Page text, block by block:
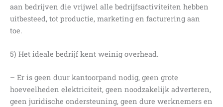
aan bedrijven die vrijwel alle bedrijfsactiviteiten hebben
uitbesteed, tot productie, marketing en facturering aan
toe.
5) Het ideale bedrijf kent weinig overhead.
– Er is geen duur kantoorpand nodig, geen grote
hoeveelheden elektriciteit, geen noodzakelijk adverteren,
geen juridische ondersteuning, geen dure werknemers en